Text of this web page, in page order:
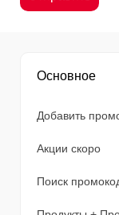
Основное
Добавить
Акции скоро
Поиск